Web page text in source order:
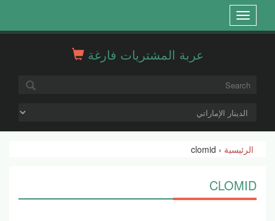
عربة المشتريات فارغة
Open
menu
الرئيسية › clomid
CLOMID